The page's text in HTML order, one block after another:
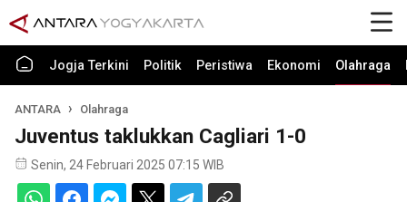
Jogja Terkini Politik Peristiwa Ekonomi Olahraga
ANTARA Olahraga
Juventus taklukkan Cagliari 1-0
Senin, 24 Februari 2025 07:15 WIB